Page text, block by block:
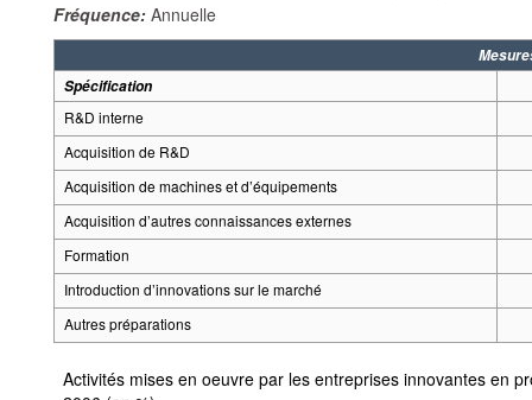
Fréquence: Annuelle
Spécification
R&D interne
Acquisition de R&D
Acquisition de machines et d’équipements
Acquisition d’autres connaissances externes
Formation
Introduction d’innovations sur le marché
Autres préparations
Activités mises en oeuvre par les entreprises innovantes en